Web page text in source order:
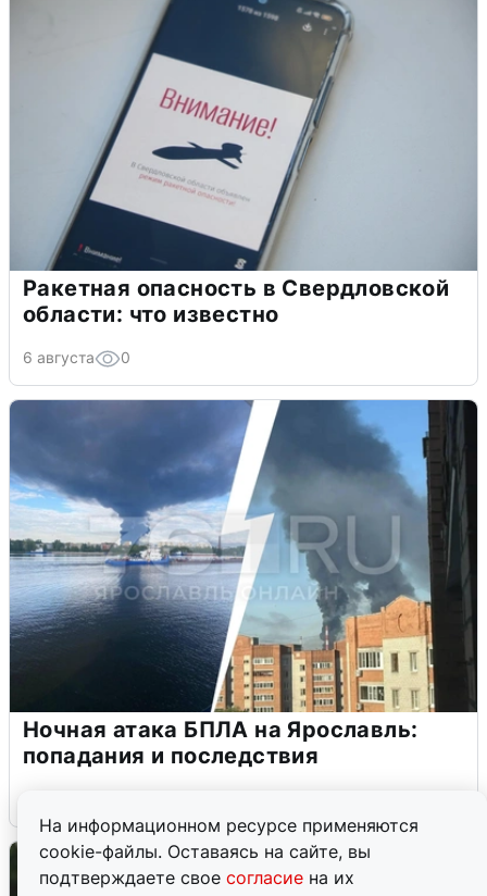
На информационном ресурсе применяются
cookie-файлы. Оставаясь на сайте, вы
подтверждаете свое согласие на их
Ракетная опасность в Свердловской
области: что известно
6 августа 0
Ночная атака БПЛА на Ярославль:
попадания и последствия